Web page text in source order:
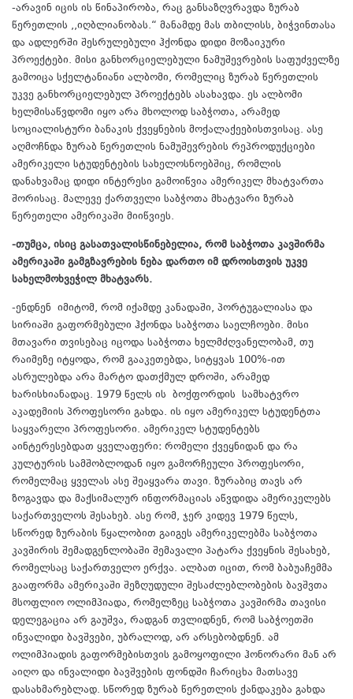
-არავინ იცის ის წინაპირობა, რაც განსაზღვრავდა ზურაბ
წერეთლის ,,იღბლიანობას.“ მანამდე მას თბილისს, ბიჭვინთასა
და ადლერში შესრულებული ჰქონდა დიდი მოზაიკური
პროექტები. მისი განხორციელებული ნამუშევრების საფუძველზე
გამოიცა სქელტანიანი ალბომი, რომელიც ზურაბ წერეთლის
უკვე განხორციელებულ პროექტებს ასახავდა. ეს ალბომი
ხელმისაწვდომი იყო არა მხოლოდ საბჭოთა, არამედ
სოციალისტური ბანაკის ქვეყნების მოქალაქეებისთვისაც. ასე
აღმოჩნდა ზურაბ წერეთლის ნამუშევრების რეპროდუქციები
ამერიკელი სტუდენტების სახელოსნოებშიც, რომლის
დანახვამაც დიდი ინტერესი გამოიწვია ამერიკელ მხატვართა
შორისაც. მალევე ქართველი საბჭოთა მხატვარი ზურაბ
წერეთელი ამერიკაში მიიწვიეს.
-თუმცა, ისიც გასათვალისწინებელია, რომ საბჭოთა კავშირმა
ამერიკაში გამგზავრების ნება დართო იმ დროისთვის უკვე
სახელმოხვეჭილ მხატვარს.
-ენდნენ იმიტომ, რომ იქამდე კანადაში, პორტუგალიასა და
სირიაში გაფორმებული ჰქონდა საბჭოთა საელჩოები. მისი
მთავარი თვისებაც იცოდა საბჭოთა ხელმძღვანელობამ, თუ
რაიმეზე იტყოდა, რომ გააკეთებდა, სიტყვას 100%-ით
ასრულებდა არა მარტო დათქმულ დროში, არამედ
ხარისხიანადაც. 1979 წელს ის ბოქფორდის სამხატვრო
აკადემიის პროფესორი გახდა. ის იყო ამერიკელ სტუდენტთა
საყვარელი პროფესორი. ამერიკელ სტუდენტებს
აინტერესებდათ ყველაფერი: რომელი ქვეყნიდან და რა
კულტურის სამშობლოდან იყო გამორჩეული პროფესორი,
რომელმაც ყველას ასე შეაყვარა თავი. ზურაბიც თავს არ
ზოგავდა და მაქსიმალურ ინფორმაციას აწვდიდა ამერიკელებს
საქართველოს შესახებ. ასე რომ, ჯერ კიდევ 1979 წელს,
სწორედ ზურაბის წყალობით გაიგეს ამერიკელებმა საბჭოთა
კავშირის შემადგენლობაში შემავალი პატარა ქვეყნის შესახებ,
რომელსაც საქართველო ერქვა. ალბათ იცით, რომ ბაბუაჩემმა
გააფორმა ამერიკაში შეზღუდული შესაძლებლობების ბავშვთა
მსოფლიო ოლიმპიადა, რომელზეც საბჭოთა კავშირმა თავისი
დელეგაცია არ გაუშვა, რადგან თვლიდნენ, რომ საბჭოეთში
ინვალიდი ბავშვები, უბრალოდ, არ არსებობდნენ. ამ
ოლიმპიადის გაფორმებისთვის გამოყოფილი ჰონორარი მან არ
აიღო და ინვალიდი ბავშვების ფონდში ჩარიცხა მათსავე
დასახმარებლად. სწორედ ზურაბ წერეთლის ქანდაკება გახდა